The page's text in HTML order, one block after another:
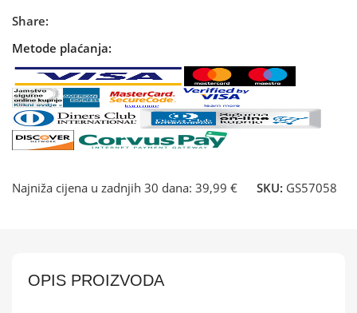
Share:
Metode plaćanja:
Najniža cijena u zadnjih 30 dana: 39,99 € SKU: GS57058
OPIS PROIZVODA